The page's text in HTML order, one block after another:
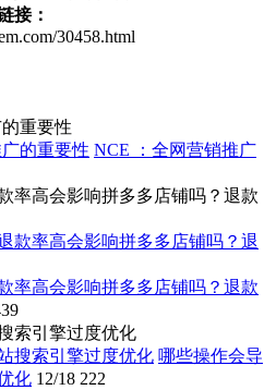
接：
30458.html
重要性
NCE ：全网营销推广
率高会影响拼多多店铺吗？退款
率高会影响拼多多店铺吗？退款
索引擎过度优化
哪些操作会导
化 12/18 222